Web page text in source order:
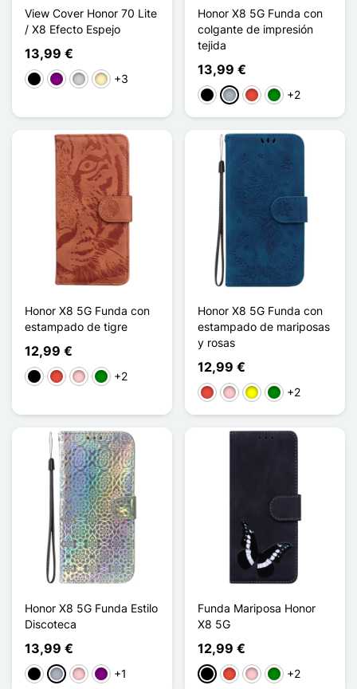
View Cover Honor 70 Lite
/ X8 Efecto Espejo
13,99 €
NegroPúrpura
PlataOro +3
Honor X8 5G Funda con
colgante de impresión
tejida
13,99 €
Negro
Gris RojoVerde
+2
Honor X8 5G Funda con
estampado de tigre
12,99 €
NegroRojoRosaVerde
+2
Honor X8 5G Funda con
estampado de mariposas
y rosas
12,99 €
RojoRosaAmarilloVerde
+2
Honor X8 5G Funda Estilo
Discoteca
13,99 €
Negro
Gris RosaPúrpura
+1
Funda Mariposa Honor
X8 5G
12,99 €
NegroRojoRosaVerde
+2